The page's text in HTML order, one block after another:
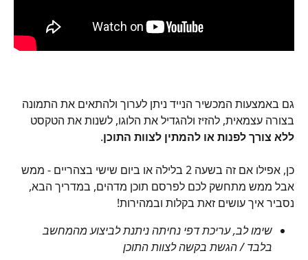
גם באמצעות המכשיר הנייד ניתן לערוך ולהתאים את התמונה
בצורה עצמאית, להזיז ולהגדיל את הלוגו, לשנות את הטקסט
ללא צורך לפנות או להמתין לצוות התוכן.
כן, אפילו אם זה בשעה 2 בלילה או ביום שישי בצהריים - ממש
אבל ממש מתחשק לכם לפרסם תוכן מדהים, במדריך הבא,
נסביר איך עושים זאת בקלות ובמהירות!
שימו לב, עריכת דפי נחיתה ניתנת לביצוע מהמחשב
בלבד / הגשת בקשה לצוות התוכן